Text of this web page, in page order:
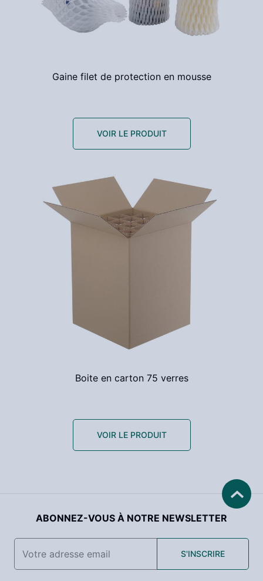
Gaine filet de protection en mousse
VOIR LE PRODUIT
Boite en carton 75 verres
VOIR LE PRODUIT
ABONNEZ-VOUS À NOTRE NEWSLETTER
S'INSCRIRE